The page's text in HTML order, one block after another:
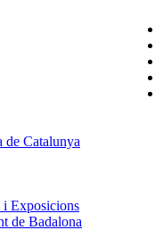
Catalunya
Exposicions
de Badalona